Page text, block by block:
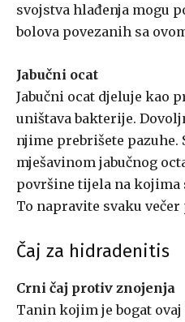
svojstva hlađenja mogu
bolova povezanih sa
Jabučni ocat
Jabučni ocat djeluje kao
uništava bakterije.
njime prebrišete
mješavinom jabučnog
površine tijela na kojima
To napravite svaku
Čaj za hidradenitis
Crni čaj protiv znojenja
Tanin kojim je bogat